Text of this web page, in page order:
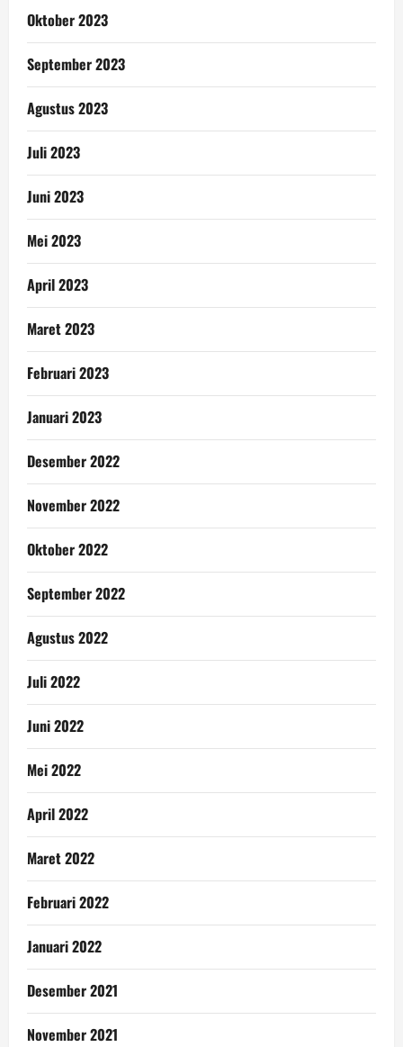
Oktober 2023
September 2023
Agustus 2023
Juli 2023
Juni 2023
Mei 2023
April 2023
Maret 2023
Februari 2023
Januari 2023
Desember 2022
November 2022
Oktober 2022
September 2022
Agustus 2022
Juli 2022
Juni 2022
Mei 2022
April 2022
Maret 2022
Februari 2022
Januari 2022
Desember 2021
November 2021